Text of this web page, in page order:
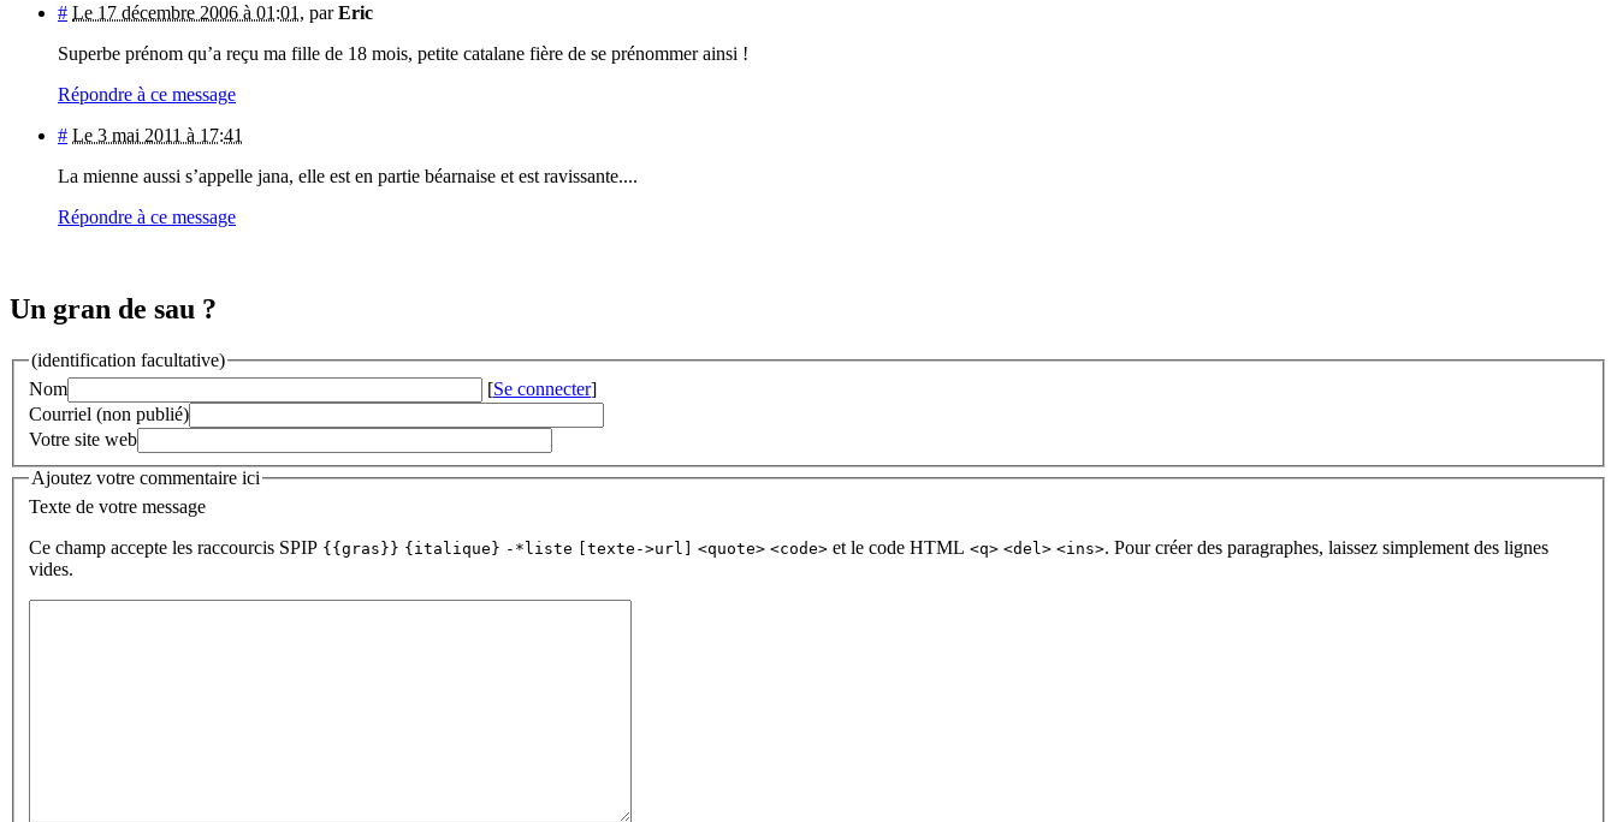
# Le 17 décembre 2006 à 01:01 , parEric
Superbe prénom qu’a reçu ma fille de 18 mois, petite catalane fière de se prénommer ainsi !
Répondre à ce message
# Le 3 mai 2011 à 17:41
La mienne aussi s’appelle jana, elle est en partie béarnaise et est ravissante....
Répondre à ce message
Un gran de sau ?
(identification facultative)
Nom
[Se connecter]
Courriel (non publié)
Votre site web
Ajoutez votre commentaire ici
Texte de votre message
Ce champ accepte les raccourcis SPIP {{gras}} {italique} -*liste [texte->url] <quote> <code> et le code HTML <q> <del> <ins>. Pour créer des paragraphes, laissez simplement des lignes
vides.